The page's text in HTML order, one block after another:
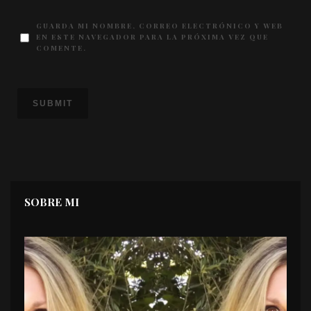
GUARDA MI NOMBRE, CORREO ELECTRÓNICO Y WEB
EN ESTE NAVEGADOR PARA LA PRÓXIMA VEZ QUE
COMENTE.
SOBRE MI